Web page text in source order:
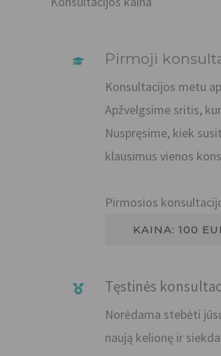
Pirmoji
Konsultacijos metu
Apžvelgsime sritis,
Nuspręsime, kiek
klausimus vienos
Pirmosios
KAINA: 100
Tęstinės
Norėdama stebėti
naują kelionę ir